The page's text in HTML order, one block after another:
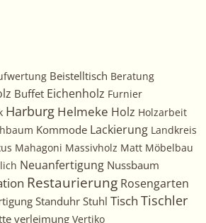
Beistelltisch Beratung
Buffet Eichenholz Furnier
Harburg Helmeke Holz Holzarbeit
Kommode Lackierung Landkreis
Mahagoni Massivholz Matt Möbelbau
Neuanfertigung Nussbaum
Restaurierung Rosengarten
Standuhr Stuhl Tisch Tischler
verleimung Vertiko